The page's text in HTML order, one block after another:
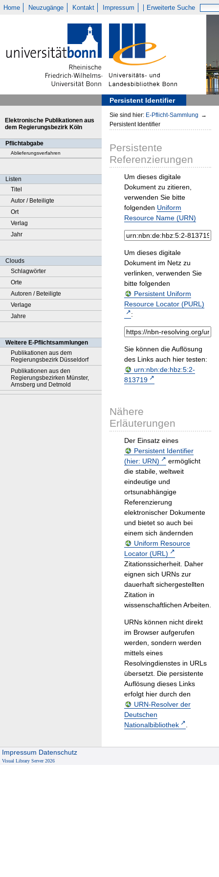
Home Neuzugänge Kontakt Impressum Erweiterte Suche
Persistent Identifier
Elektronische Publikationen aus
dem Regierungsbezirk Köln
Pflichtabgabe
Ablieferungsverfahren
Listen
Titel
Autor / Beteiligte
Ort
Verlag
Jahr
Clouds
Schlagwörter
Orte
Autoren / Beteiligte
Verlage
Jahre
Weitere E-Pflichtsammlungen
Publikationen aus dem
Regierungsbezirk Düsseldorf
Publikationen aus den
Regierungsbezirken Münster,
Arnsberg und Detmold
Sie sind hier: E-Pflicht-Sammlung →
Persistent Identifier
Persistente
Referenzierungen
Um dieses digitale
Dokument zu zitieren,
verwenden Sie bitte
folgenden Uniform
Resource Name (URN)
Um dieses digitale
Dokument im Netz zu
verlinken, verwenden Sie
bitte folgenden
Persistent Uniform
Resource Locator (PURL)
:
Sie können die Auflösung
des Links auch hier testen:
urn:nbn:de:hbz:5:2-
813719
Nähere
Erläuterungen
Der Einsatz eines
Persistent Identifier
(hier: URN)
ermöglicht
die stabile, weltweit
eindeutige und
ortsunabhängige
Referenzierung
elektronischer Dokumente
und bietet so auch bei
einem sich ändernden
Uniform Resource
Locator (URL)
Zitationssicherheit. Daher
eignen sich URNs zur
dauerhaft sichergestellten
Zitation in
wissenschaftlichen Arbeiten.
URNs können nicht direkt
im Browser aufgerufen
werden, sondern werden
mittels eines
Resolvingdienstes in URLs
übersetzt. Die persistente
Auflösung dieses Links
erfolgt hier durch den
URN-Resolver der
Deutschen
Nationalbibliothek
.
Impressum Datenschutz
Visual Library Server 2026